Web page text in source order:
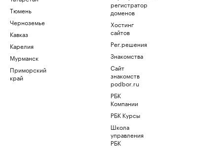
Тюмень
Черноземье
Кавказ
Карелия
Мурманск
Приморский
край
регистратор
доменов
Хостинг
сайтов
Рег.решения
Знакомства
Сайт
знакомств
podbor.ru
РБК
Компании
РБК Курсы
Школа
управления
РБК